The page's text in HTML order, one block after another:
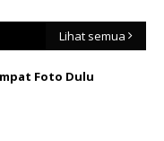
Lihat semua
Foto Dulu